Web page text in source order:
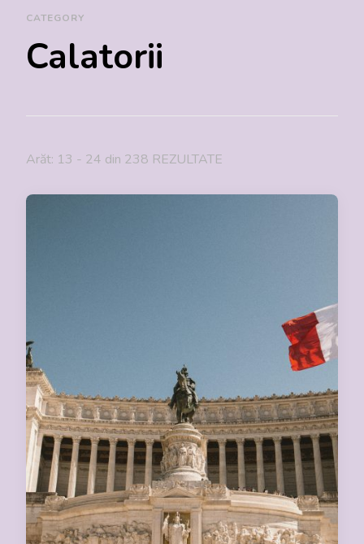
CATEGORY
Calatorii
Arăt: 13 - 24 din 238 REZULTATE